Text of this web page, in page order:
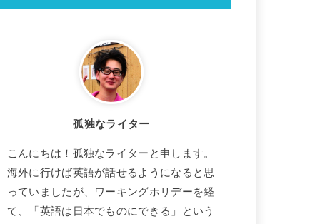
孤独なライター
こんにちは！孤独なライターと申します。
海外に行けば英語が話せるようになると思
っていましたが、ワーキングホリデーを経
て、「英語は日本でものにできる」という